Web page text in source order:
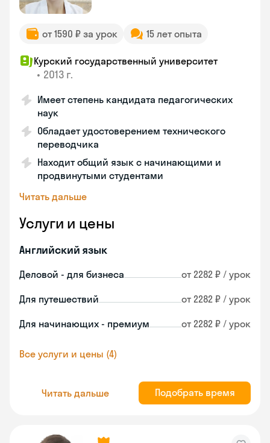
от 1590 ₽ за урок 15 лет опыта
Курский государственный университет
• 2013 г.
Имеет степень кандидата педагогических
наук
Обладает удостоверением технического
переводчика
Находит общий язык с начинающими и
продвинутыми студентами
Читать дальше
Услуги и цены
Английский язык
Деловой - для бизнеса от 2282 ₽ / урок
Для путешествий от 2282 ₽ / урок
Для начинающих - премиум от 2282 ₽ / урок
Все услуги и цены (4)
Читать дальше Подобрать время